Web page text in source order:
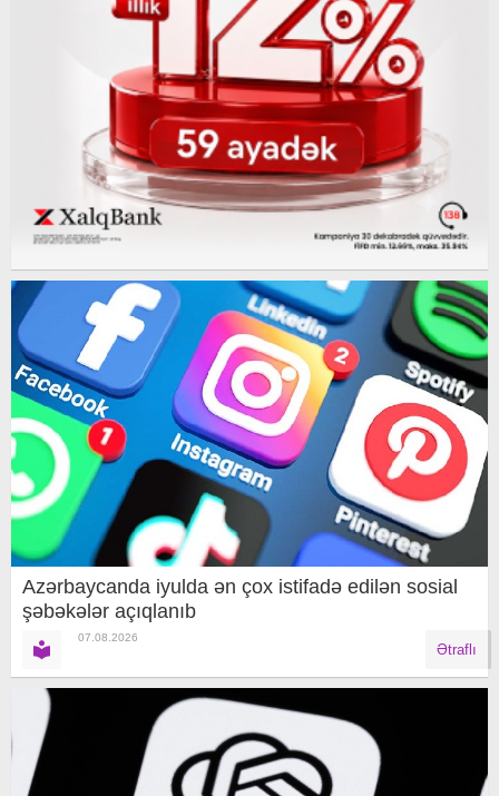
Azərbaycanda iyulda ən çox istifadə edilən sosial
şəbəkələr açıqlanıb
07.08.2026
Ətraflı